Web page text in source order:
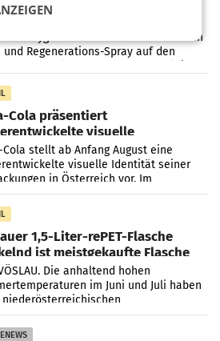
auf den Markt
Feygenblatt FloGu OG einen neuen
und Regenerations-Spray auf den
Cola präsentiert
visuelle
Cola stellt ab Anfang August eine
visuelle Identität seiner
in Österreich vor. Im
des Redesigns stehen zentrale
1,5-Liter-rePET-Flasche
ist meistgekaufte Flasche
Die anhaltend hohen
im Juni und Juli haben
niederösterreichischen
Vöslauer zu deutlichen
geführt. Während